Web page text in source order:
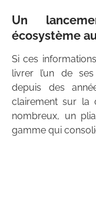
Un
écosystème
Si ces
livrer l’un de
depuis des
clairement sur la
nombreux, un
gamme qui